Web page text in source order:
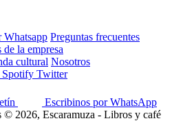
Whatsapp Preguntas frecuentes
de la empresa
cultural Nosotros
Spotify Twitter
Escribinos por WhatsApp
© 2026, Escaramuza - Libros y café